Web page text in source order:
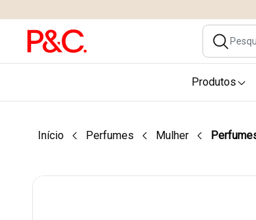
Produtos
Início Perfumes Mulher